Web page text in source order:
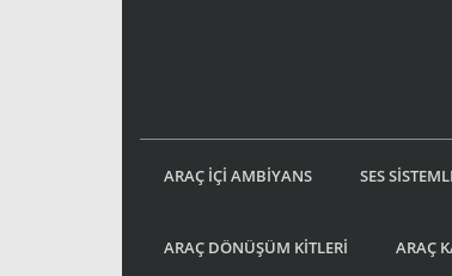
ARAÇ İÇİ AMBİYANS SES
ARAÇ DÖNÜŞÜM KİTLERİ ARAÇ